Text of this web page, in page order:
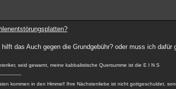
hilft das Auch gegen die Grundgebühr? oder muss ich dafür
seid gewarnt, meine kabbalistische Quersumme ist die E I N S
kommen in den Himmel! Ihre Nächstenliebe ist nicht gottgeschuldet,